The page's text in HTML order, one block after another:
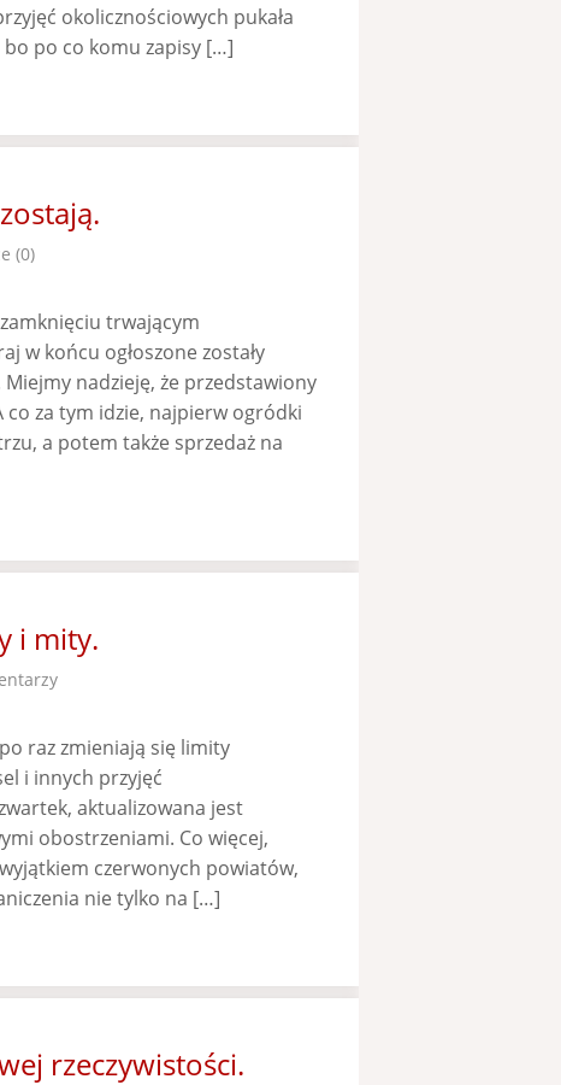
okolicznościowych pukała
bo po co komu zapisy […]
(0)
trwającym
w końcu ogłoszone zostały
nadzieję, że przedstawiony
co za tym idzie, najpierw ogródki
a potem także sprzedaż na
i mity.
raz zmieniają się limity
i innych przyjęć
aktualizowana jest
obostrzeniami. Co więcej,
czerwonych powiatów,
nie tylko na […]
rzeczywistości.